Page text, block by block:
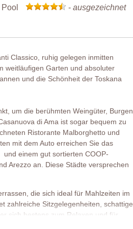
- ausgezeichnet
Classico, ruhig gelegen inmitten
weitläufigen Garten und absoluter
und die Schönheit der Toskana
um die berühmten Weingüter, Burgen
di Ama ist sogar bequem zu
Ristorante Malborghetto und
mit dem Auto erreichen Sie das
einem gut sortierten COOP-
Arezzo an. Diese Städte versprechen
die sich ideal für Mahlzeiten im
zahlreiche Sitzgelegenheiten, schattige
sich bestens zum Relaxen und für